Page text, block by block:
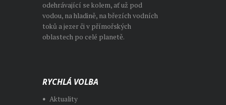
odehrávající se kolem, ať už pod
vodou, na hladině, na březích vodních
toků a jezer či v přímořských
oblastech po celé planetě.
RYCHLÁ VOLBA
Aktuality